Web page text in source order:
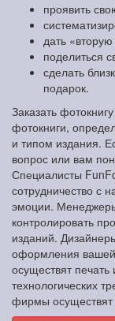
проявить
дать
поделиться
сделать
подарок.
Заказать
фотокниги,
и типом издания.
вопрос или вам
Специалисты
сотрудничество с
эмоции.
контролировать
изданий.
оформления вашей
осуществят
технологических
фирмы осуществят